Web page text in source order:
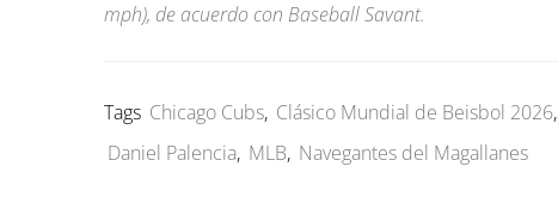
mph), de acuerdo con Baseball Savant.
Tags Chicago Cubs, Clásico Mundial de Beisbol 2026,
Daniel Palencia, MLB, Navegantes del Magallanes